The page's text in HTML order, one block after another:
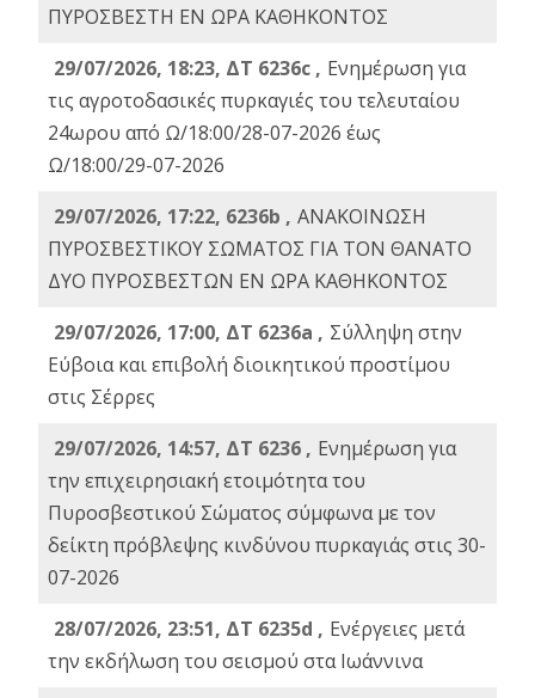
ΠΥΡΟΣΒΕΣΤΗ ΕΝ ΩΡΑ ΚΑΘΗΚΟΝΤΟΣ
29/07/2026, 18:23, ΔΤ 6236c , Ενημέρωση για
τις αγροτοδασικές πυρκαγιές του τελευταίου
24ωρου από Ω/18:00/28-07-2026 έως
Ω/18:00/29-07-2026
29/07/2026, 17:22, 6236b , ΑΝΑΚΟΙΝΩΣΗ
ΠΥΡΟΣΒΕΣΤΙΚΟΥ ΣΩΜΑΤΟΣ ΓΙΑ ΤΟΝ ΘΑΝΑΤΟ
ΔΥΟ ΠΥΡΟΣΒΕΣΤΩΝ ΕΝ ΩΡΑ ΚΑΘΗΚΟΝΤΟΣ
29/07/2026, 17:00, ΔΤ 6236a , Σύλληψη στην
Εύβοια και επιβολή διοικητικού προστίμου
στις Σέρρες
29/07/2026, 14:57, ΔΤ 6236 , Ενημέρωση για
την επιχειρησιακή ετοιμότητα του
Πυροσβεστικού Σώματος σύμφωνα με τον
δείκτη πρόβλεψης κινδύνου πυρκαγιάς στις 30-
07-2026
28/07/2026, 23:51, ΔΤ 6235d , Ενέργειες μετά
την εκδήλωση του σεισμού στα Ιωάννινα